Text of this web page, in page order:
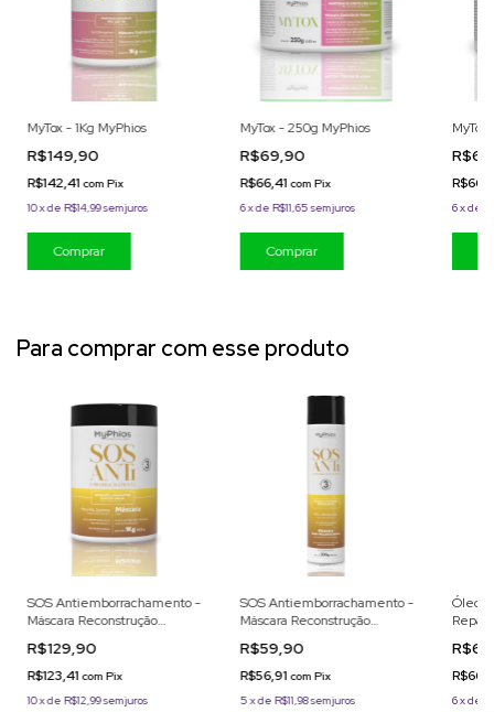
MyTox - 1Kg MyPhios
R$149,90
R$142,41com Pix
10xde R$14,99sem juros
MyTox - 250g MyPhios
R$69,90
R$66,41com Pix
6xde R$11,65sem juros 6xde
Para comprar com esse produto
SOS Antiemborrachamento -
Máscara Reconstrução
R$129,90
R$123,41com Pix
10xde R$12,99sem juros
SOS Antiemborrachamento -
Máscara Reconstrução
R$59,90
R$56,91com Pix
5xde R$11,98sem juros
Óleo
6xde